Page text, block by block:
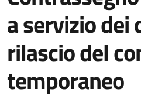
a servizio dei
rilascio del
temporaneo